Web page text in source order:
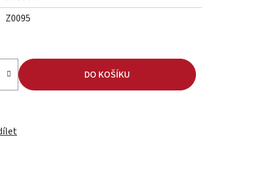
Z0095
DO KOŠÍKU